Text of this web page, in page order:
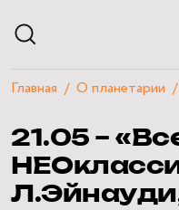
РАСПИСАНИЕ
ЭКСКУРСИИ
КУРСЫ И ЛЕКЦИИ
ЧАСТНЫЕ МЕРОПРИЯТИЯ
Главная О планетарии
21.05 –